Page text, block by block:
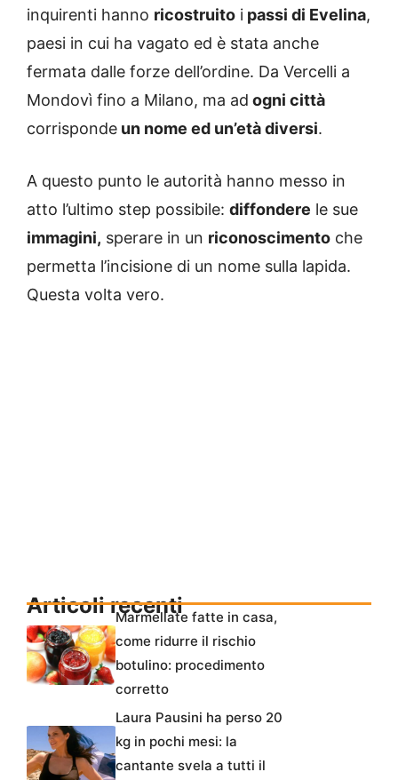
inquirenti hanno ricostruito i passi di Evelina,
paesi in cui ha vagato ed è stata anche
fermata dalle forze dell’ordine. Da Vercelli a
Mondovì fino a Milano, ma ad ogni città
corrisponde un nome ed un’età diversi.
A questo punto le autorità hanno messo in
atto l’ultimo step possibile: diffondere le sue
immagini, sperare in un riconoscimento che
permetta l’incisione di un nome sulla lapida.
Questa volta vero.
Articoli recentiMarmellate fatte in casa,
come ridurre il rischio
botulino: procedimento
corretto
Laura Pausini ha perso 20
kg in pochi mesi: la
cantante svela a tutti il